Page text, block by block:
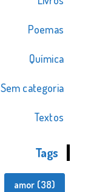
Poemas
Química
Sem categoria
Textos
Tags
amor (38)